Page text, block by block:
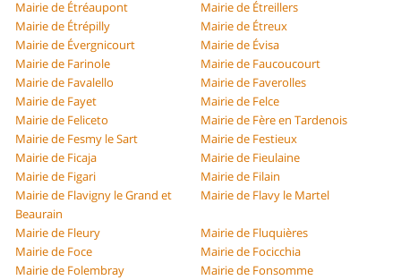
Mairie de Étréaupont
Mairie de Étreillers
Mairie de Étrépilly
Mairie de Étreux
Mairie de Évergnicourt
Mairie de Évisa
Mairie de Farinole
Mairie de Faucoucourt
Mairie de Favalello
Mairie de Faverolles
Mairie de Fayet
Mairie de Felce
Mairie de Feliceto
Mairie de Fère en Tardenois
Mairie de Fesmy le Sart
Mairie de Festieux
Mairie de Ficaja
Mairie de Fieulaine
Mairie de Figari
Mairie de Filain
Mairie de Flavigny le Grand et
Beaurain
Mairie de Flavy le Martel
Mairie de Fleury
Mairie de Fluquières
Mairie de Foce
Mairie de Focicchia
Mairie de Folembray
Mairie de Fonsomme